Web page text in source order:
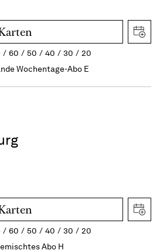
60 50 40 30
20
Wochentage-Abo E
60 50 40 30
20
Abo H